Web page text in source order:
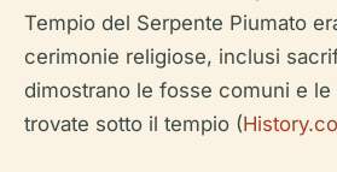
Tempio del Serpente Piumato
cerimonie religiose, inclusi
dimostrano le fosse comuni e
trovate sotto il tempio (